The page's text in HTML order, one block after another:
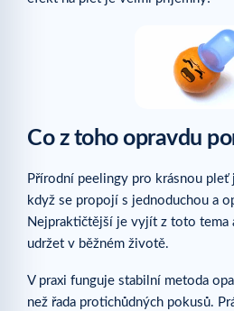
Co z toho opravdu
Přírodní peelingy pro krásnou pleť
když se propojí s jednoduchou a
Nejpraktičtější je vyjít z toto tema
udržet v běžném životě.
V praxi funguje stabilní metoda
než řada protichůdných pokusů.